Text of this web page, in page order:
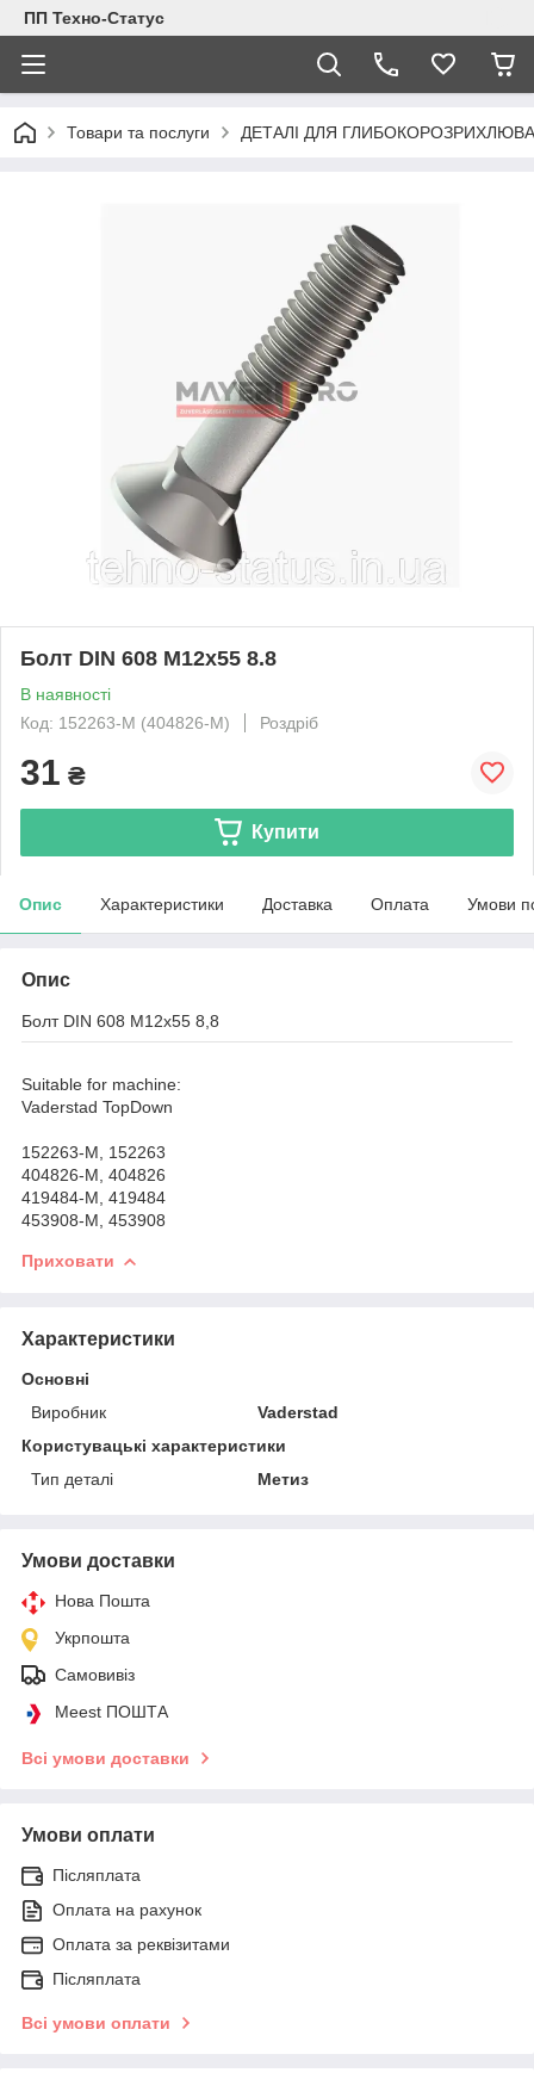
ПП Техно-Статус
Товари та послуги ДЕТАЛІ ДЛЯ
Болт DIN 608 M12x55 8.8
В наявності
Код: 152263-M (404826-M)
Роздріб
31 ₴
Купити
Опис Характеристики Доставка Оплата Умови
Опис
Болт DIN 608 M12x55 8,8
Suitable for machine:
Vaderstad TopDown
152263-M, 152263
404826-M, 404826
419484-M, 419484
453908-M, 453908
Приховати
Характеристики
Основні
Виробник
Vaderstad
Користувацькі характеристики
Тип деталі
Метиз
Умови доставки
Нова Пошта
Укрпошта
Самовивіз
Meest ПОШТА
Всі умови доставки
Умови оплати
Післяплата
Оплата на рахунок
Оплата за реквізитами
Післяплата
Всі умови оплати